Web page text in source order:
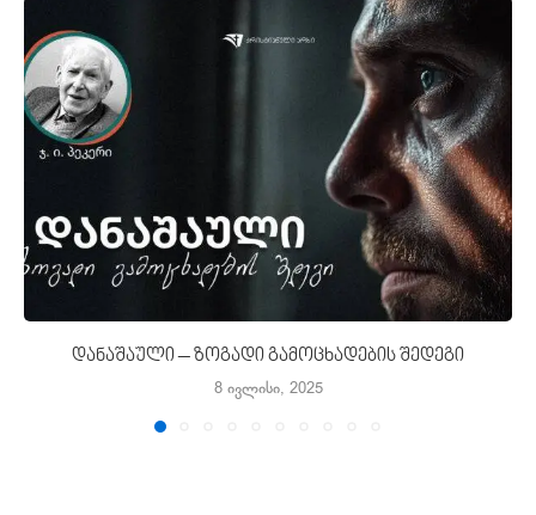
დანაშაული – ზოგადი გამოცხადების შედეგი
8 ივლისი, 2025